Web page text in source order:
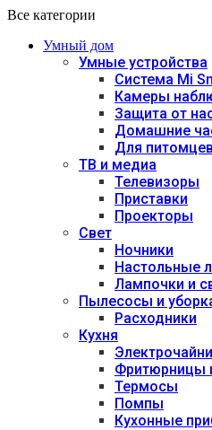
Все категории
Умный дом
Умные устройства
Система Mi
Камеры
Защита от
Домашние
Для питомцев
ТВ и медиа
Телевизоры
Приставки
Проекторы
Свет
Ночники
Настольные
Лампочки и
Пылесосы и
Расходники
Кухня
Фритюрницы
Термосы
Помпы
Кухонные